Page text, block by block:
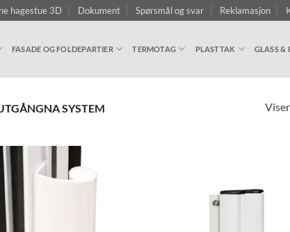
hagestue 3D Dokument Spørsmål og svar Reklamasjon
FASADE OG FOLDEPARTIER TERMOTAG PLASTTAK GLASS &
SYSTEM